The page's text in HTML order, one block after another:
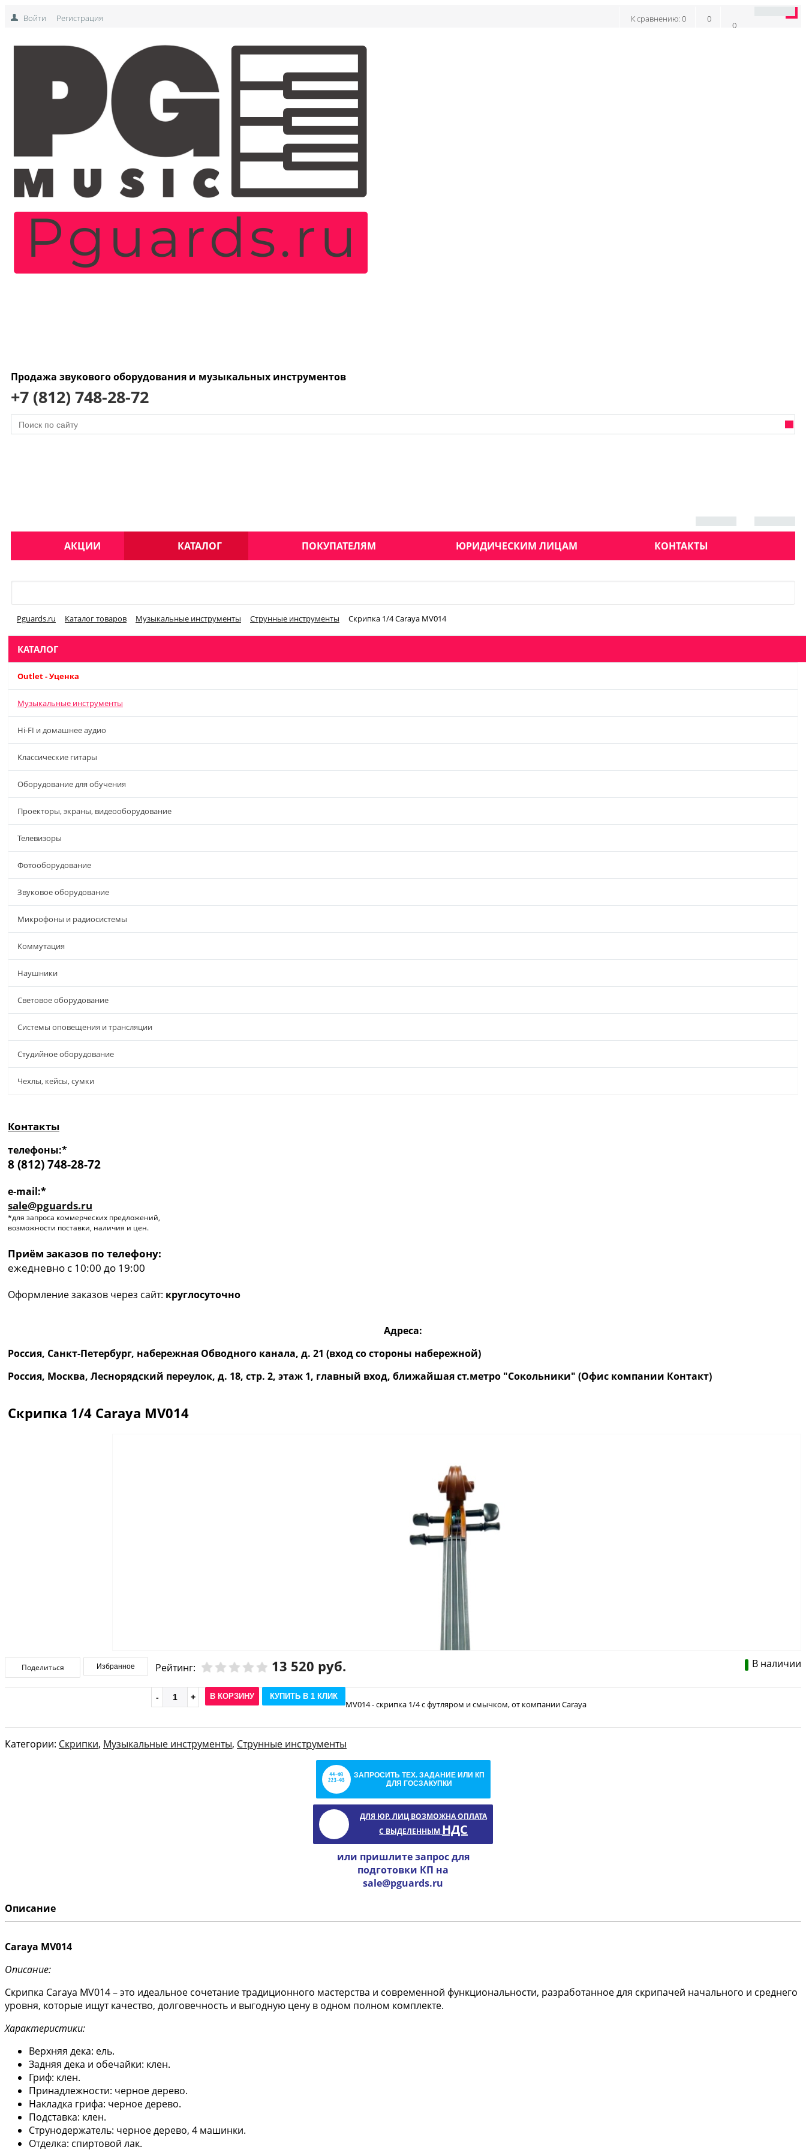
Войти Регистрация
0
0
К сравнению: 0
Продажа звукового оборудования и музыкальных инструментов
+7 (812) 748-28-72
АКЦИИ КАТАЛОГ ПОКУПАТЕЛЯМ ЮРИДИЧЕСКИМ ЛИЦАМ КОНТАКТЫ
Pguards.ru Каталог товаров Музыкальные инструменты Струнные инструменты Скрипка 1/4 Caraya MV014
КАТАЛОГ
Outlet - Уценка
Музыкальные инструменты
Hi-FI и домашнее аудио
Классические гитары
Оборудование для обучения
Проекторы, экраны, видеооборудование
Телевизоры
Фотооборудование
Звуковое оборудование
Микрофоны и радиосистемы
Коммутация
Наушники
Световое оборудование
Системы оповещения и трансляции
Студийное оборудование
Чехлы, кейсы, сумки
Контакты
телефоны:*
8 (812) 748-28-72
e-mail:*
sale@pguards.ru
*для запроса коммерческих предложений,
возможности поставки, наличия и цен.
Приём заказов по телефону:
ежедневно с 10:00 до 19:00
Оформление заказов через сайт: круглосуточно
Адреса:
Россия, Санкт-Петербург, набережная Обводного канала, д. 21 (вход со стороны набережной)
Россия, Москва, Леснорядский переулок, д. 18, стр. 2, этаж 1, главный вход, ближайшая ст.метро "Сокольники" (Офис компании Контакт)
Скрипка 1/4 Caraya MV014
Поделиться Избранное Рейтинг: В наличии
13 520 руб.
В КОРЗИНУ КУПИТЬ В 1 КЛИК
MV014 - скрипка 1/4 с футляром и смычком, от компании Caraya
Категории: Скрипки, Музыкальные инструменты, Струнные инструменты
ЗАПРОСИТЬ ТЕХ. ЗАДАНИЕ ИЛИ КП
ДЛЯ ГОСЗАКУПКИ
ДЛЯ ЮР. ЛИЦ ВОЗМОЖНА ОПЛАТА
С ВЫДЕЛЕННЫМ НДС
или пришлите запрос для
подготовки КП на
sale@pguards.ru
Описание
Caraya MV014
Описание:
Скрипка Caraya MV014 – это идеальное сочетание традиционного мастерства и современной функциональности, разработанное для скрипачей начального и среднего
уровня, которые ищут качество, долговечность и выгодную цену в одном полном комплекте.
Характеристики:
Верхняя дека: ель.
Задняя дека и обечайки: клен.
Гриф: клен.
Принадлежности: черное дерево.
Накладка грифа: черное дерево.
Подставка: клен.
Струнодержатель: черное дерево, 4 машинки.
Отделка: спиртовой лак.